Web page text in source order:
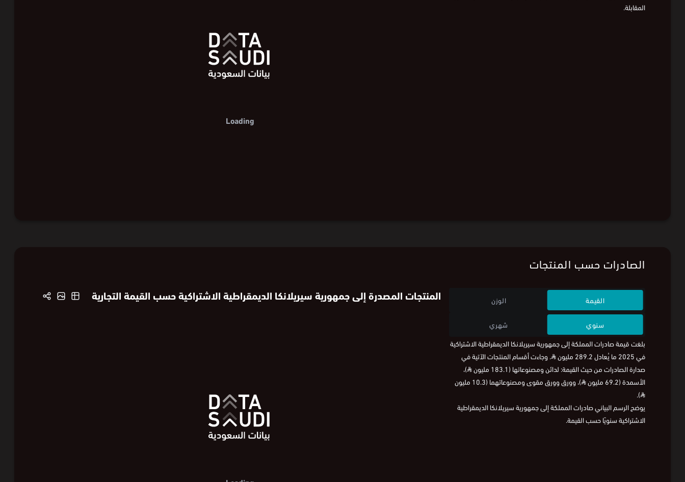
المقابلة.
Loading
الصادرات حسب المنتجات
القيمة الوزن
سنوي
شهري
بلغت قيمة صادرات المملكة إلى جمهورية سيريلانكا الديمقراطية الاشتراكية
في 2025 ما يُعادل 289.2 مليون
⃁. وجاءت أقسام المنتجات الآتية في
صدارة الصادرات من حيث القيمة: لدائن ومصنوعاتها (183.1 مليون
⃁)،
الأسمدة (69.2 مليون
⃁)، وورق وورق مقوى ومصنوعاتهما (10.3 مليون
⃁
).
يوضح الرسم البياني صادرات المملكة إلى جمهورية سيريلانكا الديمقراطية
الاشتراكية سنويًا حسب القيمة.
المنتجات المصدرة إلى جمهورية سيريلانكا الديمقراطية الاشتراكية حسب القيمة التجارية